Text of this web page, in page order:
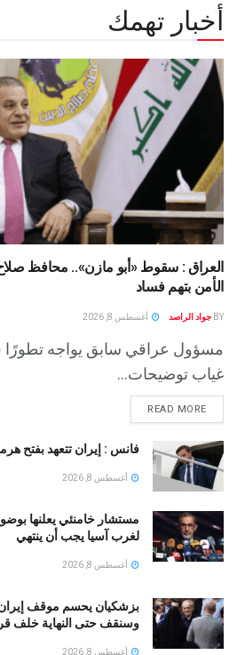
أخبار تهمك
العراق : سقوط «أبو مازن».. محافظ
الأمن بتهم فساد
BY جواد الراصد أغسطس 8, 2026
مسؤول عراقي سابق يواجه تطورًا
غياب توضيحات...
READ MORE
فانس : إيران تتعهد بفتح
أغسطس 8, 2026
مستشار خامنئي يعلنها
لغرب آسيا يجب أن ينتهي
أغسطس 8, 2026
بزشكيان يحسم موقف
وسنقف حتى النهاية خلف
أغسطس 8, 2026